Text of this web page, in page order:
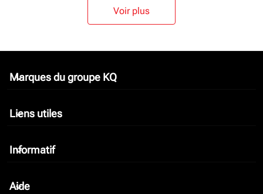
Voir plus
Marques du groupe KQ
keyboard_arrow_down
Liens utiles
keyboard_arrow_down
Informatif
keyboard_arrow_down
Aide
keyboard_arrow_down